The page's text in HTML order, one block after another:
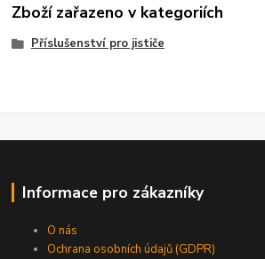
Zboží zařazeno v kategoriích
Příslušenství pro jističe
Informace pro zákazníky
O nás
Ochrana osobních údajů (GDPR)